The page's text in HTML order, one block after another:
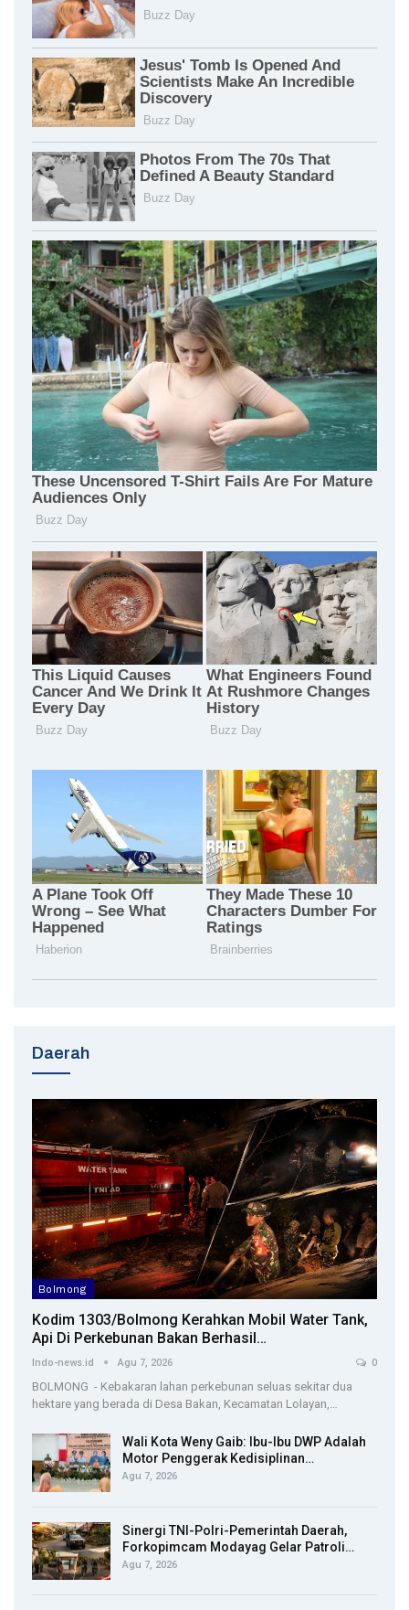
Daerah
Bolmong
Kodim 1303/Bolmong Kerahkan Mobil Water Tank,
Api Di Perkebunan Bakan Berhasil…
Indo-news.id Agu 7, 2026 0
BOLMONG - Kebakaran lahan perkebunan seluas sekitar dua
hektare yang berada di Desa Bakan, Kecamatan Lolayan,…
Wali Kota Weny Gaib: Ibu-Ibu DWP Adalah
Motor Penggerak Kedisiplinan…
Agu 7, 2026
Sinergi TNI-Polri-Pemerintah Daerah,
Forkopimcam Modayag Gelar Patroli…
Agu 7, 2026